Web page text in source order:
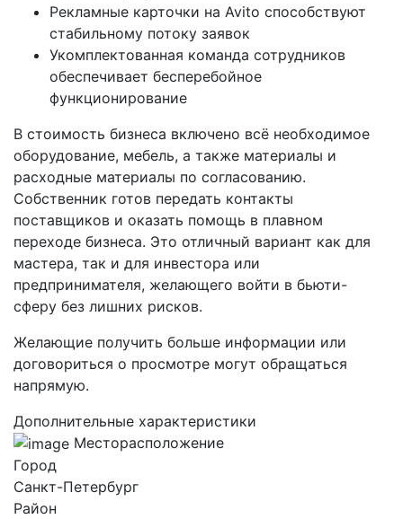
Рекламные карточки на Avito способствуют
стабильному потоку заявок
Укомплектованная команда сотрудников
обеспечивает бесперебойное
функционирование
В стоимость бизнеса включено всё необходимое
оборудование, мебель, а также материалы и
расходные материалы по согласованию.
Собственник готов передать контакты
поставщиков и оказать помощь в плавном
переходе бизнеса. Это отличный вариант как для
мастера, так и для инвестора или
предпринимателя, желающего войти в бьюти-
сферу без лишних рисков.
Желающие получить больше информации или
договориться о просмотре могут обращаться
напрямую.
Дополнительные характеристики
Месторасположение
Город
Санкт-Петербург
Район